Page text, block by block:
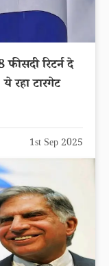
रिटर्न दे
रहा टारगेट
1st Sep 2025